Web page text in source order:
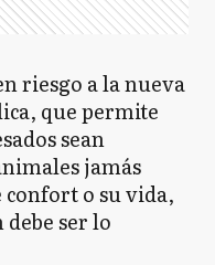
riesgo a la nueva
que permite
sean
jamás
confort o su vida,
ser lo